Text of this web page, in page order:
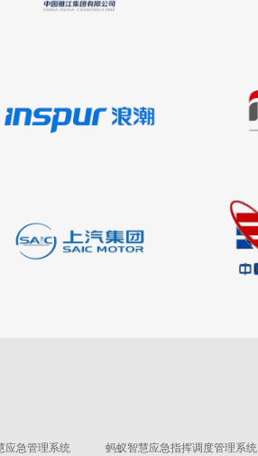
应急管理系统 蚂蚁智慧应急指挥调度管理系统